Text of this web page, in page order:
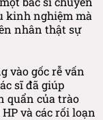
kinh nghiệm mà
nhân thật sự
vào gốc rễ vấn
sĩ đã giúp
quẩn của trào
và các rối loạn